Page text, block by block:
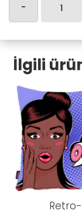
-
İlgili
Retro-